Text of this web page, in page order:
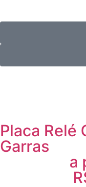
Placa Relé
Garras
a